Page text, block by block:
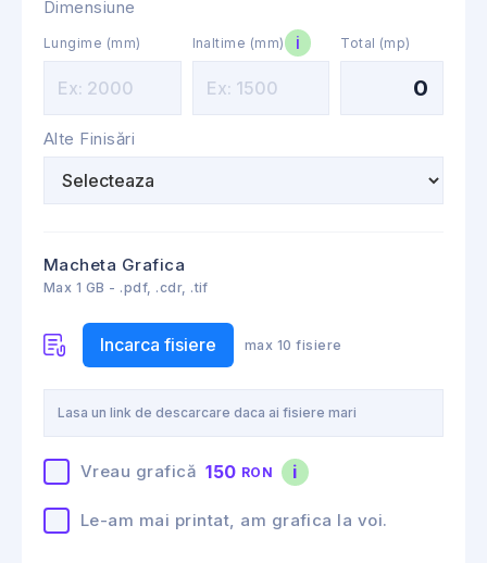
Lungime (mm) Inaltime (mm) i Total (mp)
Dimensiune
0
Alte Finisări
Macheta Grafica
Max 1 GB - .pdf, .cdr, .tif
Incarca fisiere max 10 fisiere
Vreau grafică 150 RON i
Le-am mai printat, am grafica la voi.